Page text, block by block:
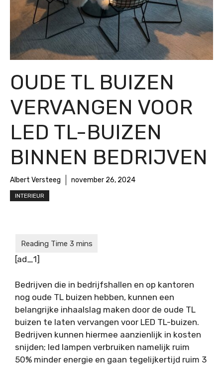
OUDE TL BUIZEN
VERVANGEN VOOR
LED TL-BUIZEN
BINNEN BEDRIJVEN
Albert Versteeg november 26, 2024
INTERIEUR
[ad_1]
Bedrijven die in bedrijfshallen en op kantoren
nog oude TL buizen hebben, kunnen een
belangrijke inhaalslag maken door de oude TL
buizen te laten vervangen voor LED TL-buizen.
Bedrijven kunnen hiermee aanzienlijk in kosten
snijden; led lampen verbruiken namelijk ruim
50% minder energie en gaan tegelijkertijd ruim 3